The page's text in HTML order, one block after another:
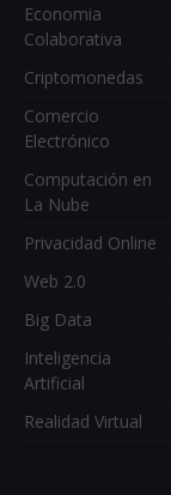
Economia
Colaborativa
Criptomonedas
Comercio
Electrónico
Computación en
La Nube
Privacidad Online
Web 2.0
Big Data
Inteligencia
Artificial
Realidad Virtual